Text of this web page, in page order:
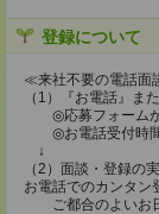
登録について
≪来社不要の電話面
（1）『お電話』ま
◎応募フォームか
◎お電話受付時間
↓
（2）面談・登録の
お電話でのカンタン
ご都合のよいお日